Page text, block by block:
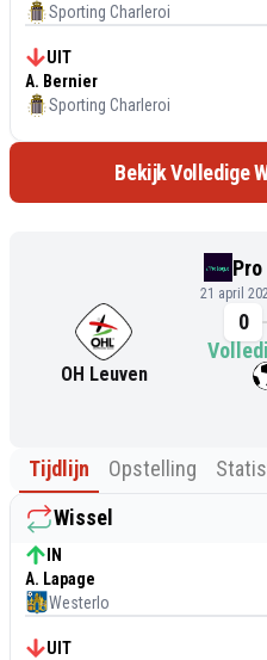
Sporting Charleroi
UIT
A. Bernier
Sporting Charleroi
Bekijk Volledige
21 april
OH Leuven
0
Tijdlijn Opstelling
Wissel
IN
A. Lapage
Westerlo
UIT